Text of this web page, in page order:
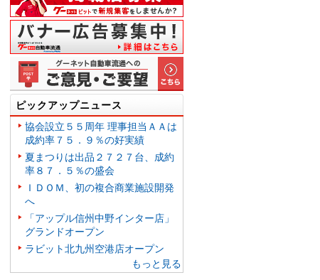
ピックアップニュース
協会設立５５周年 理事担当ＡＡは
成約率７５．９％の好実績
夏まつりは出品２７２７台、成約
率８７．５％の盛会
ＩＤＯＭ、初の複合商業施設開発
へ
「アップル信州中野インター店」
グランドオープン
ラビット北九州空港店オープン
もっと見る